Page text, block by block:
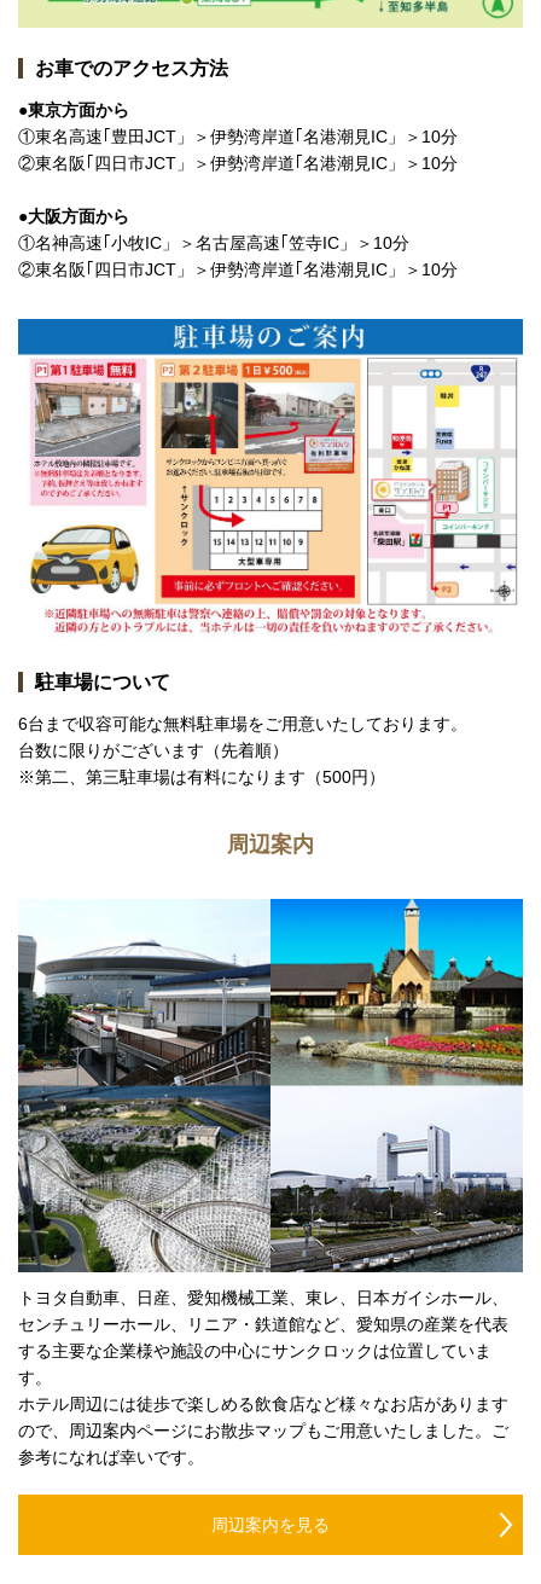
お車でのアクセス方法
●東京方面から
①東名高速｢豊田JCT」＞伊勢湾岸道｢名港潮見IC」＞10分
②東名阪｢四日市JCT」＞伊勢湾岸道｢名港潮見IC」＞10分
●大阪方面から
①名神高速｢小牧IC」＞名古屋高速｢笠寺IC」＞10分
②東名阪｢四日市JCT」＞伊勢湾岸道｢名港潮見IC」＞10分
駐車場について
6台まで収容可能な無料駐車場をご用意いたしております。
台数に限りがございます（先着順）
※第二、第三駐車場は有料になります（500円）
周辺案内
トヨタ自動車、日産、愛知機械工業、東レ、日本ガイシホール、
センチュリーホール、リニア・鉄道館など、愛知県の産業を代表
する主要な企業様や施設の中心にサンクロックは位置していま
す。
ホテル周辺には徒歩で楽しめる飲食店など様々なお店があります
ので、周辺案内ページにお散歩マップもご用意いたしました。ご
参考になれば幸いです。
周辺案内を見る